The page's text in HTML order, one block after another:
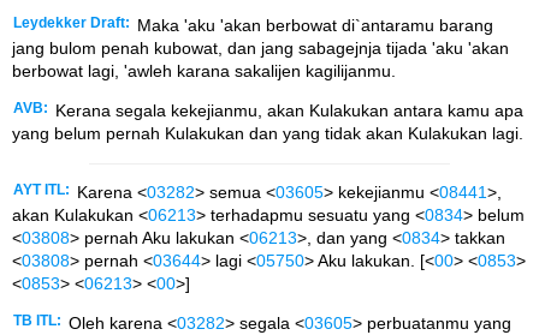
Leydekker Draft:
Maka 'aku 'akan berbowat di`antaramu barang
jang bulom penah kubowat, dan jang sabagejnja tijada 'aku 'akan
berbowat lagi, 'awleh karana sakalijen kagilijanmu.
AVB:
Kerana segala kekejianmu, akan Kulakukan antara kamu apa
yang belum pernah Kulakukan dan yang tidak akan Kulakukan lagi.
AYT ITL: Karena <03282> semua <03605> kekejianmu <08441>,
akan Kulakukan <06213> terhadapmu sesuatu yang <0834> belum
<03808> pernah Aku lakukan <06213>, dan yang <0834> takkan
<03808> pernah <03644> lagi <05750> Aku lakukan. [<00> <0853>
<0853> <06213> <00>]
TB ITL: Oleh karena <03282> segala <03605> perbuatanmu yang